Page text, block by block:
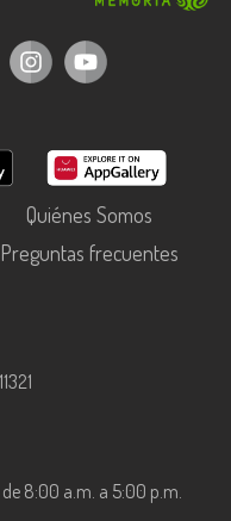
Quiénes Somos
Preguntas frecuentes
de 8:00 a.m. a 5:00 p.m.